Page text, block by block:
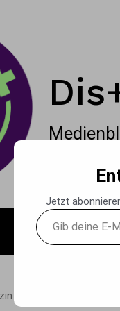
Gaming
Jetzt
Gib
deine